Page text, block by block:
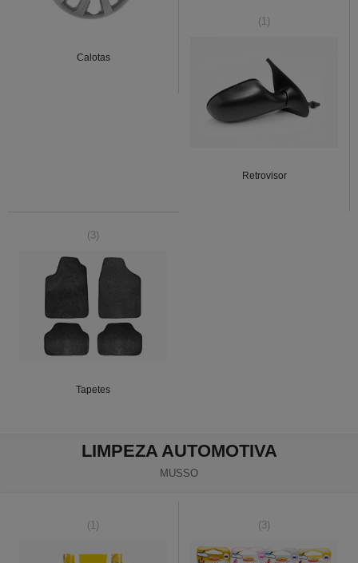
Calotas
(1)
Retrovisor
(3)
Tapetes
LIMPEZA AUTOMOTIVA
MUSSO
(1) (3)